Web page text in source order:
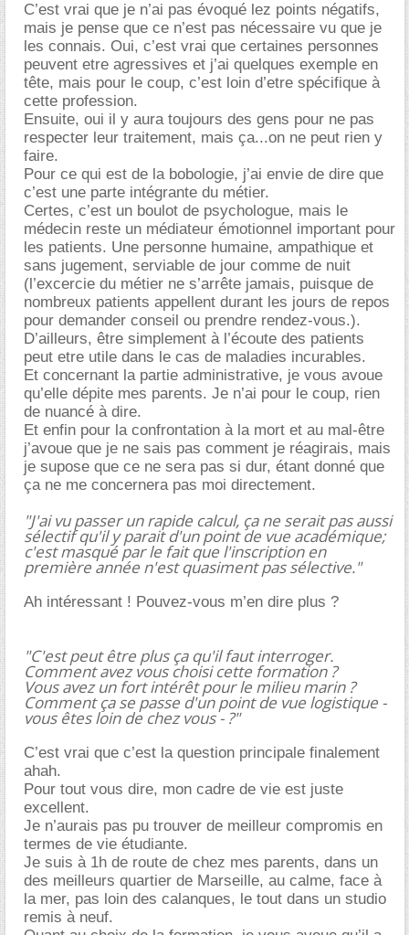
C’est vrai que je n’ai pas évoqué lez points négatifs,
mais je pense que ce n’est pas nécessaire vu que je
les connais. Oui, c’est vrai que certaines personnes
peuvent etre agressives et j’ai quelques exemple en
tête, mais pour le coup, c’est loin d’etre spécifique à
cette profession.
Ensuite, oui il y aura toujours des gens pour ne pas
respecter leur traitement, mais ça...on ne peut rien y
faire.
Pour ce qui est de la bobologie, j’ai envie de dire que
c’est une parte intégrante du métier.
Certes, c’est un boulot de psychologue, mais le
médecin reste un médiateur émotionnel important pour
les patients. Une personne humaine, ampathique et
sans jugement, serviable de jour comme de nuit
(l’excercie du métier ne s’arrête jamais, puisque de
nombreux patients appellent durant les jours de repos
pour demander conseil ou prendre rendez-vous.).
D’ailleurs, être simplement à l’écoute des patients
peut etre utile dans le cas de maladies incurables.
Et concernant la partie administrative, je vous avoue
qu’elle dépite mes parents. Je n’ai pour le coup, rien
de nuancé à dire.
Et enfin pour la confrontation à la mort et au mal-être
j’avoue que je ne sais pas comment je réagirais, mais
je supose que ce ne sera pas si dur, étant donné que
ça ne me concernera pas moi directement.
"J'ai vu passer un rapide calcul, ça ne serait pas aussi
sélectif qu'il y parait d'un point de vue académique;
c'est masqué par le fait que l'inscription en
première année n'est quasiment pas sélective."
Ah intéressant ! Pouvez-vous m’en dire plus ?
"C'est peut être plus ça qu'il faut interroger.
Comment avez vous choisi cette formation ?
Vous avez un fort intérêt pour le milieu marin ?
Comment ça se passe d'un point de vue logistique -
vous êtes loin de chez vous - ?"
C’est vrai que c’est la question principale finalement
ahah.
Pour tout vous dire, mon cadre de vie est juste
excellent.
Je n’aurais pas pu trouver de meilleur compromis en
termes de vie étudiante.
Je suis à 1h de route de chez mes parents, dans un
des meilleurs quartier de Marseille, au calme, face à
la mer, pas loin des calanques, le tout dans un studio
remis à neuf.